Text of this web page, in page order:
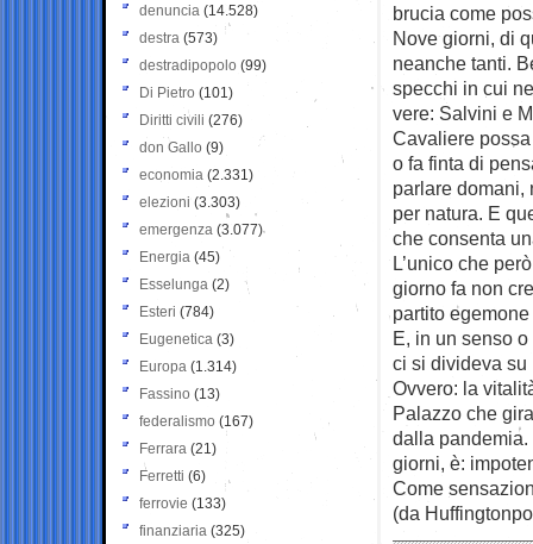
brucia come
Nove giorni, di
neanche tanti.
specchi in cui
vere: Salvini e
Cavaliere
o fa finta di
parlare domani,
per natura. E
che consenta
L’unico che
giorno fa non
partito
E, in un senso
ci si divideva su
Ovvero: la
Palazzo che
dalla pandemia.
giorni, è:
Come
(da
denuncia (14.528)
destra (573)
destradipopolo (99)
Di Pietro (101)
Diritti civili (276)
don Gallo (9)
economia (2.331)
elezioni (3.303)
emergenza (3.077)
Energia (45)
Esselunga (2)
Esteri (784)
Eugenetica (3)
Europa (1.314)
Fassino (13)
federalismo (167)
Ferrara (21)
Ferretti (6)
ferrovie (133)
finanziaria (325)